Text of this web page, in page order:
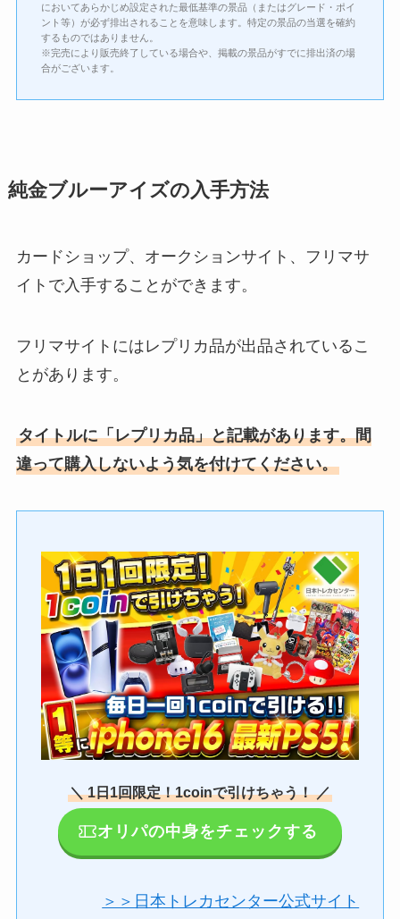
においてあらかじめ設定された最低基準の景品（またはグレード・ポイ
ント等）が必ず排出されることを意味します。特定の景品の当選を確約
するものではありません。
※完売により販売終了している場合や、掲載の景品がすでに排出済の場
合がございます。
純金ブルーアイズの入手方法
カードショップ、オークションサイト、フリマサ
イトで入手することができます。
フリマサイトにはレプリカ品が出品されているこ
とがあります。
タイトルに「レプリカ品」と記載があります。間
違って購入しないよう気を付けてください。
＼ 1日1回限定！1coinで引けちゃう！ ／
オリパの中身をチェックする
＞＞日本トレカセンター公式サイト